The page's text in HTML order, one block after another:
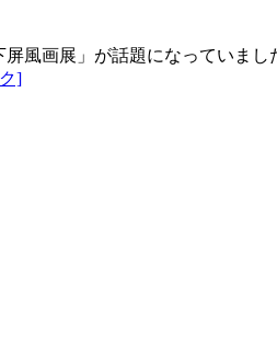
風画展」が話題になっていま
]